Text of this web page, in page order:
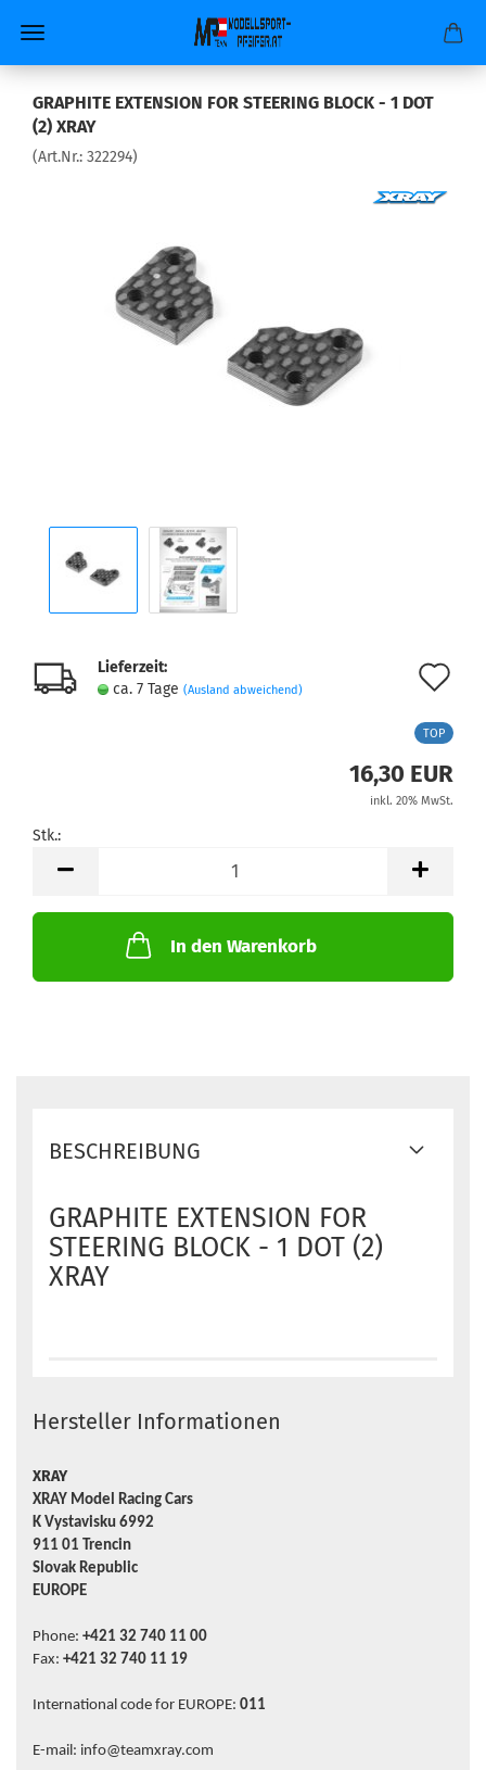
GRAPHITE EXTENSION FOR STEERING BLOCK - 1 DOT
(2) XRAY
(Art.Nr.: 322294)
Lieferzeit:
ca. 7 Tage (Ausland abweichend)
TOP
16,30 EUR
inkl. 20% MwSt.
Stk.:
In den Warenkorb
BESCHREIBUNG
GRAPHITE EXTENSION FOR
STEERING BLOCK - 1 DOT (2)
XRAY
Hersteller Informationen
XRAY
XRAY Model Racing Cars
K Vystavisku 6992
911 01 Trencin
Slovak Republic
EUROPE
Phone: +421 32 740 11 00
Fax: +421 32 740 11 19
International code for EUROPE: 011
E-mail: info@teamxray.com